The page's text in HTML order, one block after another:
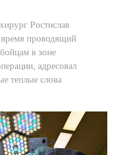
Ростислав
проводящий
в зоне
адресовал
теплые слова